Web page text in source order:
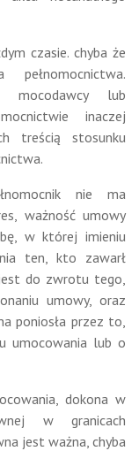
czasie. chyba że
mocodawcy lub
inaczej
treścią stosunku
nie ma
ważność umowy
w której imieniu
ten, kto zawarł
do zwrotu tego,
umowy, oraz
poniosła przez to,
umocowania lub o
dokona w
w granicach
jest ważna, chyba